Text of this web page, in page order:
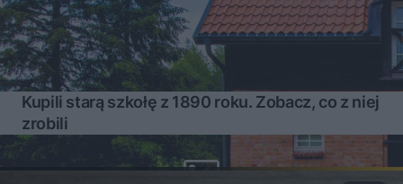
Kupili starą szkołę z 1890 roku. Zobacz, co z niej
zrobili